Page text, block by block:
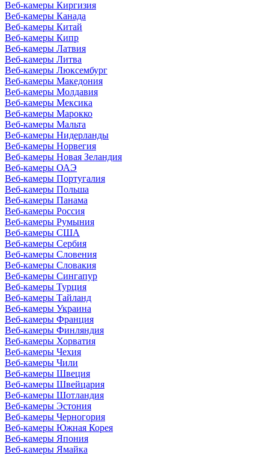
Веб-камеры Киргизия
Веб-камеры Канада
Веб-камеры Китай
Веб-камеры Кипр
Веб-камеры Латвия
Веб-камеры Литва
Веб-камеры Люксембург
Веб-камеры Македония
Веб-камеры Молдавия
Веб-камеры Мексика
Веб-камеры Марокко
Веб-камеры Мальта
Веб-камеры Нидерланды
Веб-камеры Норвегия
Веб-камеры Новая Зеландия
Веб-камеры ОАЭ
Веб-камеры Португалия
Веб-камеры Польша
Веб-камеры Панама
Веб-камеры Россия
Веб-камеры Румыния
Веб-камеры США
Веб-камеры Сербия
Веб-камеры Словения
Веб-камеры Словакия
Веб-камеры Сингапур
Веб-камеры Турция
Веб-камеры Тайланд
Веб-камеры Украина
Веб-камеры Франция
Веб-камеры Финляндия
Веб-камеры Хорватия
Веб-камеры Чехия
Веб-камеры Чили
Веб-камеры Швеция
Веб-камеры Швейцария
Веб-камеры Шотландия
Веб-камеры Эстония
Веб-камеры Черногория
Веб-камеры Южная Корея
Веб-камеры Япония
Веб-камеры Ямайка